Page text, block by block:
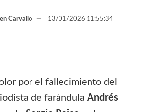
Carvallo 13/01/2026 11:55:34
por el fallecimiento del
de farándula Andrés